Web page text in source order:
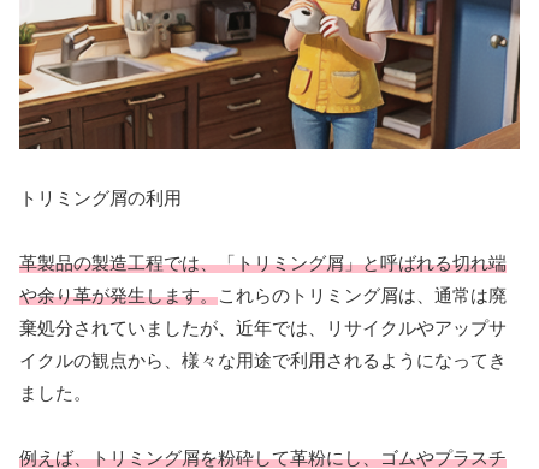
トリミング屑の利用
革製品の製造工程では、「トリミング屑」と呼ばれる切れ端
や余り革が発生します。これらのトリミング屑は、通常は廃
棄処分されていましたが、近年では、リサイクルやアップサ
イクルの観点から、様々な用途で利用されるようになってき
ました。
例えば、トリミング屑を粉砕して革粉にし、ゴムやプラスチ